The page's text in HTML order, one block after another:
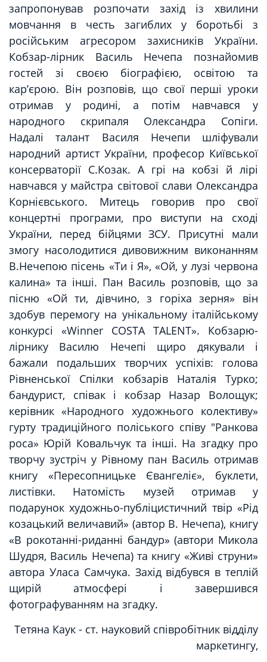
запропонував розпочати захід із хвилини
мовчання в честь загиблих у боротьбі з
російським агресором захисників України.
Кобзар-лірник Василь Нечепа познайомив
гостей зі своєю біографією, освітою та
кар’єрою. Він розповів, що свої перші уроки
отримав у родині, а потім навчався у
народного скрипаля Олександра Сопіги.
Надалі талант Василя Нечепи шліфували
народний артист України, професор Київської
консерваторії С.Козак. А грі на кобзі й лірі
навчався у майстра світової слави Олександра
Корнієвського. Митець говорив про свої
концертні програми, про виступи на сході
України, перед бійцями ЗСУ. Присутні мали
змогу насолодитися дивовижним виконанням
В.Нечепою пісень «Ти і Я», «Ой, у лузі червона
калина» та інші. Пан Василь розповів, що за
пісню «Ой ти, дівчино, з горіха зерня» він
здобув перемогу на унікальному італійському
конкурсі «Winner COSTA TALENT». Кобзарю-
лірнику Василю Нечепі щиро дякували і
бажали подальших творчих успіхів: голова
Рівненської Спілки кобзарів Наталія Турко;
бандурист, співак і кобзар Назар Волощук;
керівник «Народного художнього колективу»
гурту традиційного поліського співу "Ранкова
роса» Юрій Ковальчук та інші. На згадку про
творчу зустріч у Рівному пан Василь отримав
книгу «Пересопницьке Євангеліє», буклети,
листівки. Натомість музей отримав у
подарунок художньо-публіцистичний твір «Рід
козацький величавий» (автор В. Нечепа), книгу
«В рокотанні-риданні бандур» (автори Микола
Шудря, Василь Нечепа) та книгу «Живі струни»
автора Уласа Самчука. Захід відбувся в теплій
щирій атмосфері і завершився
фотографуванням на згадку.
Тетяна Каук - ст. науковий співробітник відділу
маркетингу,